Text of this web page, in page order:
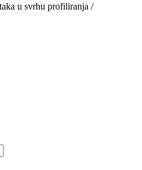
u svrhu profiliranja /